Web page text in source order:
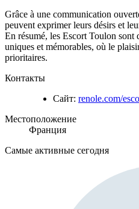
Grâce à une communication
peuvent exprimer leurs désirs et
En résumé, les Escort Toulon sont
uniques et mémorables, où le
prioritaires.
Контакты
Сайт: renole.com/
Местоположение
Франция
Самые активные сегодня